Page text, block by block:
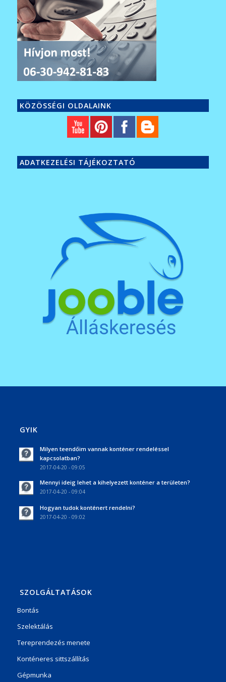
KÖZÖSSÉGI OLDALAINK
ADATKEZELÉSI TÁJÉKOZTATÓ
GYIK
Milyen teendőim vannak konténer rendeléssel
kapcsolatban?
2017-04-20 - 09:05
Mennyi ideig lehet a kihelyezett konténer a területen?
2017-04-20 - 09:04
Hogyan tudok konténert rendelni?
2017-04-20 - 09:02
SZOLGÁLTATÁSOK
Bontás
Szelektálás
Tereprendezés menete
Konténeres sittszállítás
Gépmunka